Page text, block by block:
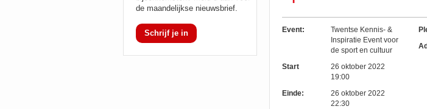
Event:
Twentse Kennis- &
Inspiratie Event voor
de sport en cultuur
Start
26 oktober 2022
19:00
Einde:
26 oktober 2022
22:30
de maandelijkse nieuwsbrief.
Schrijf je in